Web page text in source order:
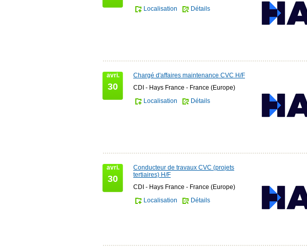
Localisation
Détails
avri.
30
Chargé d'affaires maintenance CVC H/F
CDI - Hays France - France (Europe)
Localisation
Détails
avri.
30
Conducteur de travaux CVC (projets
tertiaires) H/F
CDI - Hays France - France (Europe)
Localisation
Détails